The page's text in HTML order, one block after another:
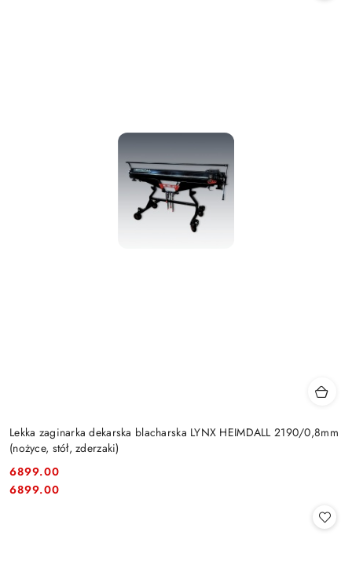
Lekka zaginarka dekarska blacharska LYNX HEIMDALL 2190/0,8mm
(nożyce, stół, zderzaki)
Cena:
6899.00
Cena:
6899.00